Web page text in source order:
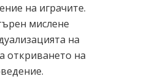
на играчите.
мислене
на
откриването на